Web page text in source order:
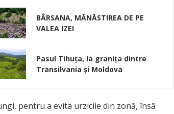
BÂRSANA, MĂNĂSTIREA DE PE
VALEA IZEI
Pasul Tihuța, la granița dintre
Transilvania și Moldova
pentru a evita urzicile din zonă, însă